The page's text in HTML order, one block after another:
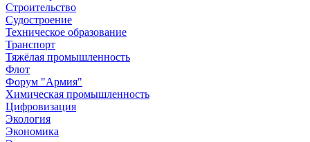
Строительство
Судостроение
Техническое образование
Транспорт
Тяжёлая промышленность
Флот
Форум "Армия"
Химическая промышленность
Цифровизация
Экология
Экономика